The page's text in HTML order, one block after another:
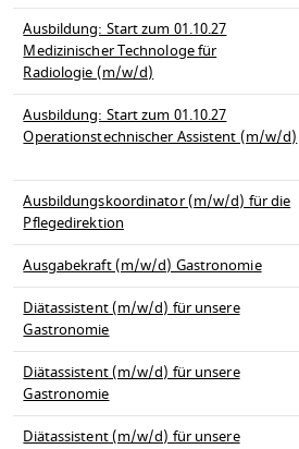
Ausbildung: Start zum 01.10.27
Medizinischer Technologe für
Radiologie (m/w/d)
Ausbildung: Start zum 01.10.27
Operationstechnischer Assistent (m/w/d)
Ausbildungskoordinator (m/w/d) für die
Pflegedirektion
Ausgabekraft (m/w/d) Gastronomie
Diätassistent (m/w/d) für unsere
Gastronomie
Diätassistent (m/w/d) für unsere
Gastronomie
Diätassistent (m/w/d) für unsere